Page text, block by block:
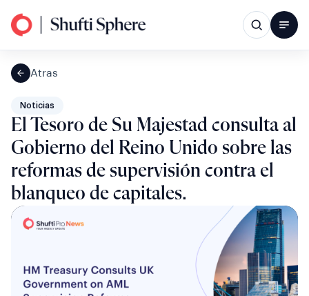
Atras
Noticias
El Tesoro de Su Majestad consulta al
Gobierno del Reino Unido sobre las
reformas de supervisión contra el
blanqueo de capitales.